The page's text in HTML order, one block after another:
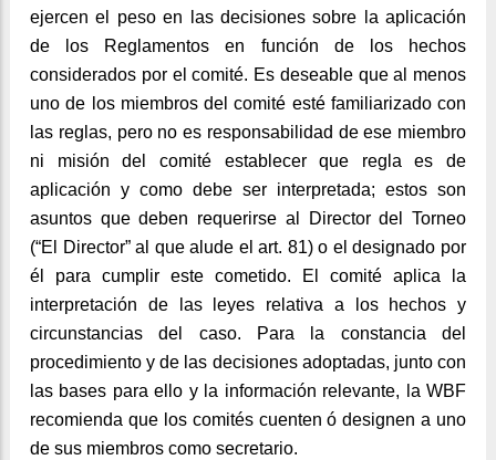
ejercen el peso en las decisiones sobre la aplicación
de los Reglamentos en función de los hechos
considerados por el comité. Es deseable que al menos
uno de los miembros del comité esté familiarizado con
las reglas, pero no es responsabilidad de ese miembro
ni misión del comité establecer que regla es de
aplicación y como debe ser interpretada; estos son
asuntos que deben requerirse al Director del Torneo
(“El Director” al que alude el art. 81) o el designado por
él para cumplir este cometido. El comité aplica la
interpretación de las leyes relativa a los hechos y
circunstancias del caso. Para la constancia del
procedimiento y de las decisiones adoptadas, junto con
las bases para ello y la información relevante, la WBF
recomienda que los comités cuenten ó designen a uno
de sus miembros como secretario.